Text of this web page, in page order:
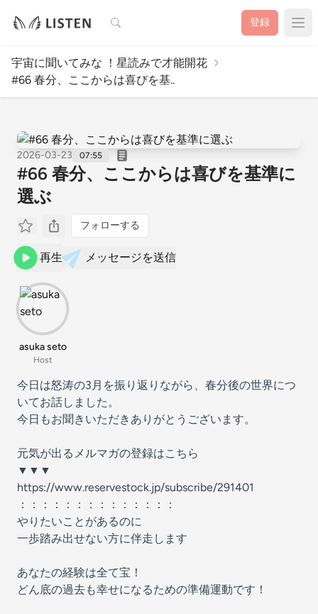
検索 登録
宇宙に聞いてみな ！星読みで才能開花
#66 春分、ここからは喜びを基..
2026-03-23 07:55
#66 春分、ここからは喜びを基準に
選ぶ
フォローする
再生 メッセージを送信
asuka seto
Host
今日は怒涛の3月を振り返りながら、春分後の世界につ
いてお話しました。
今日もお聞きいただきありがとうございます。
元気が出るメルマガの登録はこちら
▼▼▼
https://www.reservestock.jp/subscribe/291401
：：：：：：：：：：：：：：
やりたいことがあるのに
一歩踏み出せない方に伴走します
あなたの経験は全て宝！
どん底の過去も幸せになるための準備運動です！